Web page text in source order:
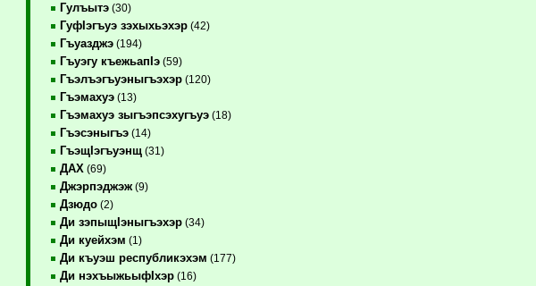
Гулъытэ(30)
ГуфIэгъуэ зэхыхьэхэр(42)
Гъуазджэ(194)
Гъуэгу къежьапIэ(59)
Гъэлъэгъуэныгъэхэр(120)
Гъэмахуэ(13)
Гъэмахуэ зыгъэпсэхугъуэ(18)
Гъэсэныгъэ(14)
ГъэщIэгъуэнщ(31)
ДАХ (69)
Джэрпэджэж(9)
Дзюдо(2)
Ди зэпыщIэныгъэхэр(34)
Ди куейхэм (1)
Ди къуэш республикэхэм (177)
Ди нэхъыжьыфIхэр(16)